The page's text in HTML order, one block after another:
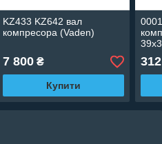
KZ433 KZ642 вал
компресора (Vaden)
7 800₴
Купити
312